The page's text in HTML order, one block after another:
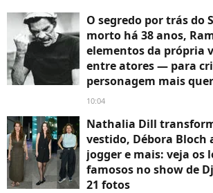
O segredo por trás do
morto há 38 anos,
elementos da própria
entre atores — para
personagem mais
10:04
Nathalia Dill
vestido, Débora Bloch
jogger e mais: veja os
famosos no show de
21 fotos